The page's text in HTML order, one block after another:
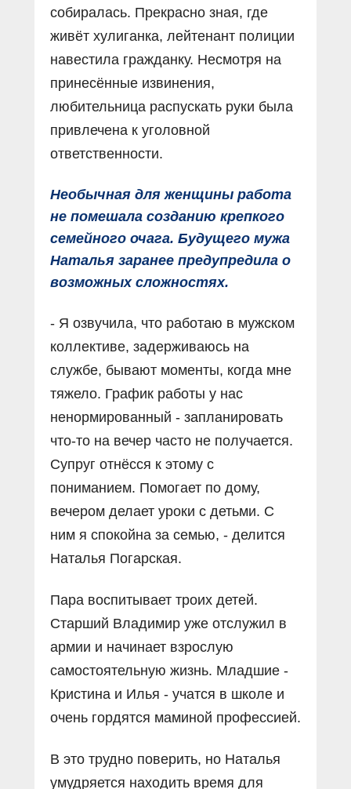
собиралась. Прекрасно зная, где
живёт хулиганка, лейтенант полиции
навестила гражданку. Несмотря на
принесённые извинения,
любительница распускать руки была
привлечена к уголовной
ответственности.
Необычная для женщины работа
не помешала созданию крепкого
семейного очага. Будущего мужа
Наталья заранее предупредила о
возможных сложностях.
- Я озвучила, что работаю в мужском
коллективе, задерживаюсь на
службе, бывают моменты, когда мне
тяжело. График работы у нас
ненормированный - запланировать
что-то на вечер часто не получается.
Супруг отнёсся к этому с
пониманием. Помогает по дому,
вечером делает уроки с детьми. С
ним я спокойна за семью, - делится
Наталья Погарская.
Пара воспитывает троих детей.
Старший Владимир уже отслужил в
армии и начинает взрослую
самостоятельную жизнь. Младшие -
Кристина и Илья - учатся в школе и
очень гордятся маминой профессией.
В это трудно поверить, но Наталья
умудряется находить время для